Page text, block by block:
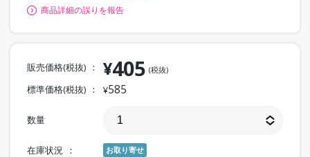
商品詳細の誤りを報告
販売価格(税抜) ¥405 (税抜)
標準価格(税抜) ¥585
数量
在庫状況 お取り寄せ